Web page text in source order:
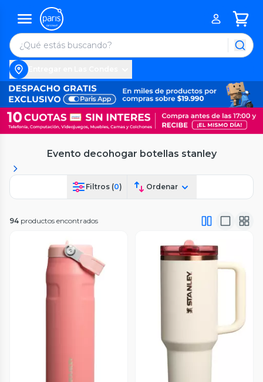
Evento decohogar botellas stanley
Filtros (0) Ordenar
94 productos encontrados